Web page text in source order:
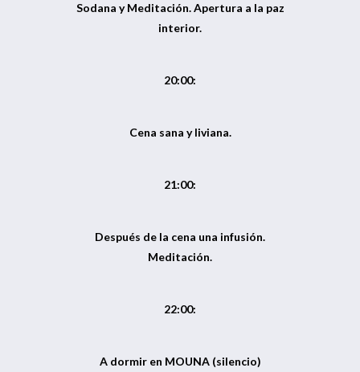
Sodana y Meditación. Apertura a la paz
interior.
20:00:
Cena sana y liviana.
21:00:
Después de la cena una infusión.
Meditación.
22:00:
A dormir en MOUNA (silencio)